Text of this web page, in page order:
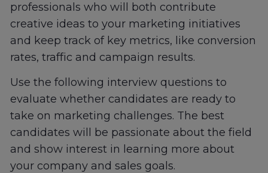
professionals who will both contribute
creative ideas to your marketing initiatives
and keep track of key metrics, like conversion
rates, traffic and campaign results.
Use the following interview questions to
evaluate whether candidates are ready to
take on marketing challenges. The best
candidates will be passionate about the field
and show interest in learning more about
your company and sales goals.